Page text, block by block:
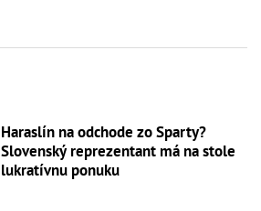
Haraslín na odchode zo Sparty?
Slovenský reprezentant má na stole
lukratívnu ponuku